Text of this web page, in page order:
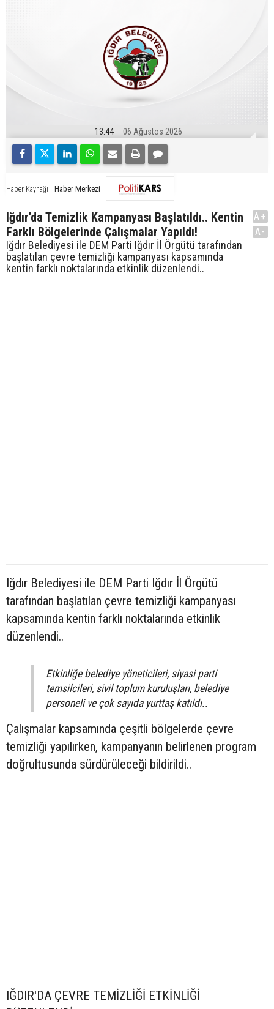
13:44 06 Ağustos 2026
Haber Kaynağı Haber Merkezi
Iğdır'da Temizlik Kampanyası Başlatıldı.. Kentin
Farklı Bölgelerinde Çalışmalar Yapıldı!
Iğdır Belediyesi ile DEM Parti Iğdır İl Örgütü tarafından
başlatılan çevre temizliği kampanyası kapsamında
kentin farklı noktalarında etkinlik düzenlendi..
A+
A-
Iğdır Belediyesi ile DEM Parti Iğdır İl Örgütü
tarafından başlatılan çevre temizliği kampanyası
kapsamında kentin farklı noktalarında etkinlik
düzenlendi..
Etkinliğe belediye yöneticileri, siyasi parti
temsilcileri, sivil toplum kuruluşları, belediye
personeli ve çok sayıda yurttaş katıldı..
Çalışmalar kapsamında çeşitli bölgelerde çevre
temizliği yapılırken, kampanyanın belirlenen program
doğrultusunda sürdürüleceği bildirildi..
IĞDIR'DA ÇEVRE TEMİZLİĞİ ETKİNLİĞİ